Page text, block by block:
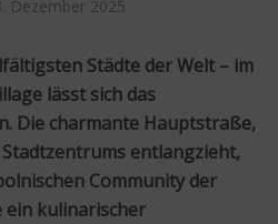
Dezember 2025
Städte der Welt – im
lässt sich das
Die charmante Hauptstraße,
entlangzieht,
Community der
ein kulinarischer